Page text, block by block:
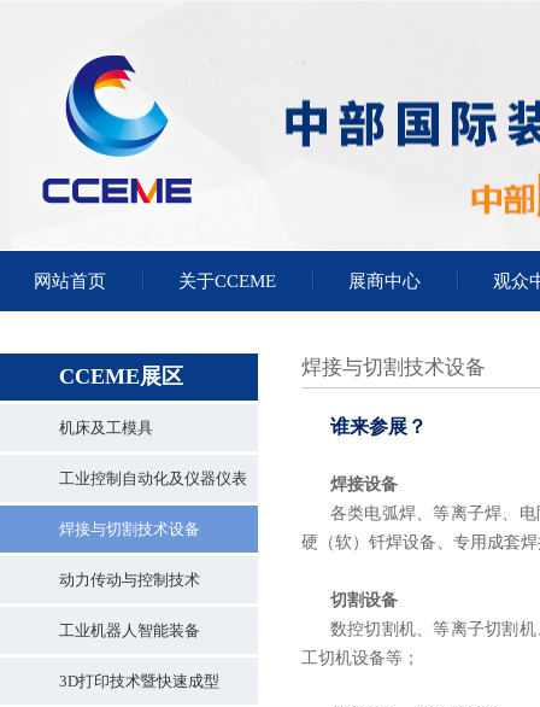
网站首页 关于CCEME 展商中心 观众
CCEME展区
机床及工模具
工业控制自动化及仪器仪表
焊接与切割技术设备
动力传动与控制技术
工业机器人智能装备
3D打印技术暨快速成型
焊接与切割技术设备
谁来参展？
焊接设备
各类电弧焊、等离子焊、
硬（软）钎焊设备、专用成套
切割设备
数控切割机、等离子切割
工切机设备等；